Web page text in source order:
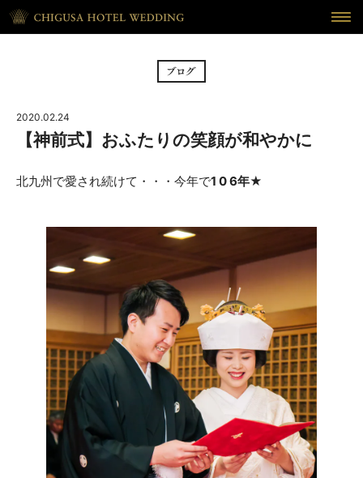
CEREMONY
RECEPTION
REPORT
ウェディング・レポート
DRESS
ドレス
PLAN
プラン
ACCESS
アクセス
CONTACT
お問い合わせ
093-671-1131
平日 11:00-19:00（火曜定休） / 土日 10:00-19:00
2020.02.24
【神前式】おふたりの笑顔が和やかに
北九州で愛され続けて・・・今年で1 0 6年★